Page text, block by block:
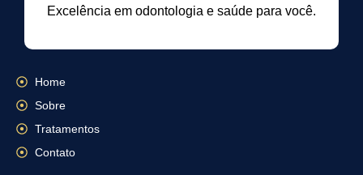
Excelência em odontologia e saúde para você.
Home
Sobre
Tratamentos
Contato